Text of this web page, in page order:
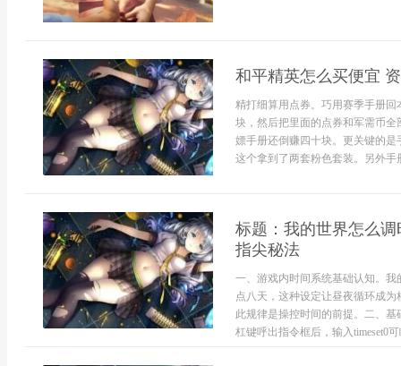
和平精英怎么买便宜
精打细算用点券。巧用赛季手册
块，然后把里面的点券和军需币
嫖手册还倒赚四十块。更关键的
这个拿到了两套粉色套装。另外手
标题：我的世界怎么
指尖秘法
一、游戏内时间系统基础认知。
点八天，这种设定让昼夜循环成
此规律是操控时间的前提。二、
杠键呼出指令框后，输入timeset0